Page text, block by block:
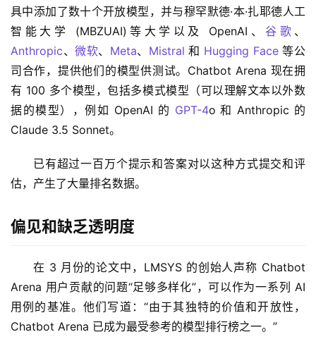
具中添加了数十个开放模型，并与穆罕默德·本·扎耶德人工
智能大学 (MBZUAI)等大学以及 OpenAI、 谷歌 、
Anthropic、微软、 Meta、 Mistral 和 Hugging Face 等公
司合作，提供他们的模型供测试。Chatbot Arena 现在拥
有 100 多个模型，包括多模式模型（可以理解文本以外数
据的模型），例如 OpenAI 的 GPT-4o 和 Anthropic 的
Claude 3.5 Sonnet。
已有超过一百万个提示和答案对以这种方式提交和评
估，产生了大量排名数据。
偏见和缺乏透明度
在 3 月份的论文中，LMSYS 的创始人声称 Chatbot
Arena 用户贡献的问题“足够多样化”，可以作为一系列 AI
用例的基准。他们写道：“由于其独特的价值和开放性，
Chatbot Arena 已成为最受参考的模型排行榜之一。”